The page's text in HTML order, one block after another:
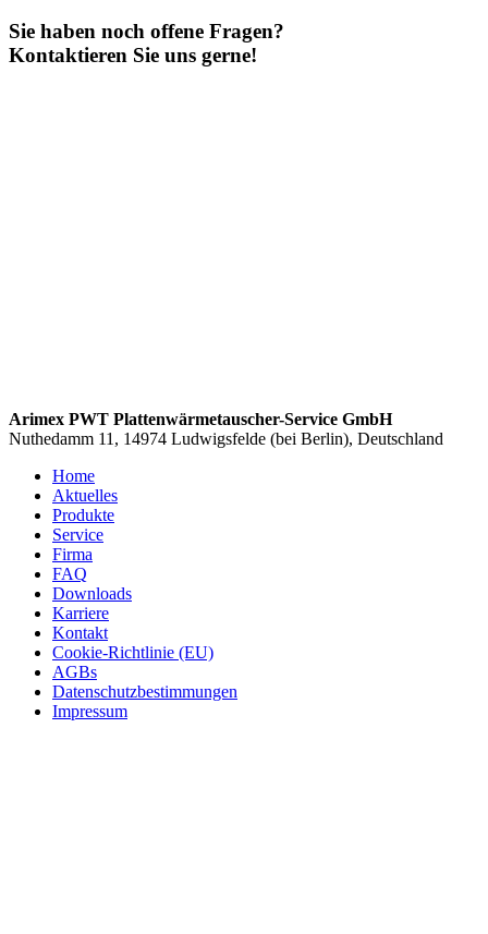
Sie haben noch offene Fragen?
Kontaktieren Sie uns gerne!
Arimex PWT Plattenwärmetauscher-Service GmbH
Nuthedamm 11, 14974 Ludwigsfelde (bei Berlin), Deutschland
Home
Aktuelles
Produkte
Service
Firma
FAQ
Downloads
Karriere
Kontakt
Cookie-Richtlinie (EU)
AGBs
Datenschutzbestimmungen
Impressum